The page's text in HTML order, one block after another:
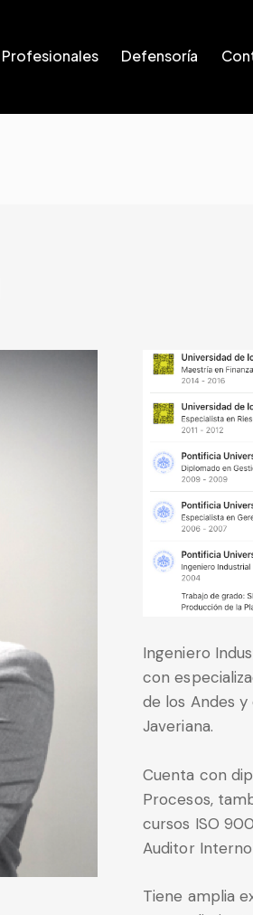
Profesionales Defensoría
Ingeniero
con
de los Andes y
Javeriana.
Cuenta con
Procesos,
cursos ISO
Auditor
Tiene amplia